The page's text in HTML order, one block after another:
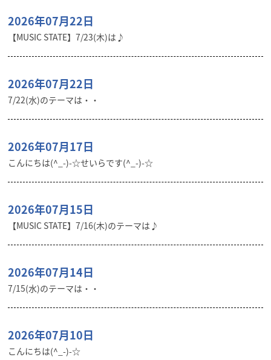
2026年07月22日
【MUSIC STATE】7/23(木)は♪
2026年07月22日
7/22(水)のテーマは・・
2026年07月17日
こんにちは(^_-)-☆せいらです(^_-)-☆
2026年07月15日
【MUSIC STATE】7/16(木)のテーマは♪
2026年07月14日
7/15(水)のテーマは・・
2026年07月10日
こんにちは(^_-)-☆